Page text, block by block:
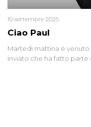
Ciao Paul
10 settembre 2025
Martedì mattina è venuto
inviato che ha fatto parte